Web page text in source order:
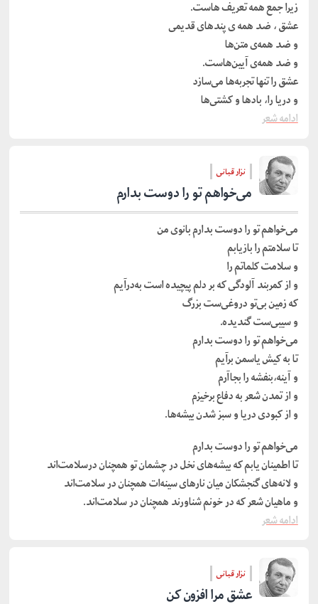
زیرا جمع همه تعریف هاست.
عشق ، ضد همه ی پندهای قدیمی
و ضد همه‌ی متن‌ها
و ضد همه‌ی آیین‌هاست.
عشق را تنها تجربه‌ها می‌سازد
و دریا را، بادها و کشتی‌ها
ادامه شعر
نزار قبانی
می‌خواهم تو را دوست بدارم
می‌خواهم تو را دوست بدارم بانوی من
تا سلامتم را بازیابم
و سلامت کلماتم را
و از کمربند آلودگی که بر دلم پیچیده است به‌درآیم
که زمین بی‌تو دروغی‌ست بزرگ
و سیبی‌ست گندیده.
می‌خواهم تو را دوست بدارم
تا به کیش یاسمن برآیم
و آینه،بنفشه را بجاآرم
و از تمدن شعر به دفاع برخیزم
و از کبودی دریا و سبز شدن بیشه‌ها.
می‌خواهم تو را دوست بدارم
تا اطمینان یابم که بیشه‌های نخل در چشمان تو همچنان درسلامت‌اند
و لانه‌های گنجشکان میان نارهای سینه‌ات همچنان در سلامت‌اند
و ماهیان شعر که در خونم شناورند همچنان در سلامت‌اند.
ادامه شعر
نزار قبانی
عشق مرا افزون کن